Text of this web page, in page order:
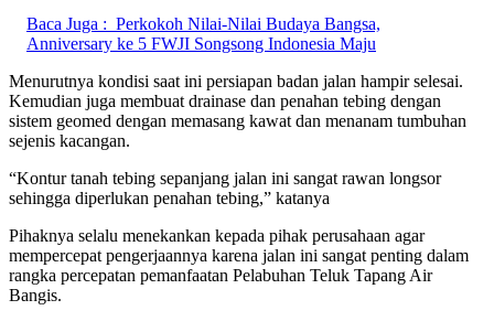
Baca Juga : Perkokoh Nilai-Nilai Budaya Bangsa,
Anniversary ke 5 FWJI Songsong Indonesia Maju
Menurutnya kondisi saat ini persiapan badan jalan hampir selesai.
Kemudian juga membuat drainase dan penahan tebing dengan
sistem geomed dengan memasang kawat dan menanam tumbuhan
sejenis kacangan.
“Kontur tanah tebing sepanjang jalan ini sangat rawan longsor
sehingga diperlukan penahan tebing,” katanya
Pihaknya selalu menekankan kepada pihak perusahaan agar
mempercepat pengerjaannya karena jalan ini sangat penting dalam
rangka percepatan pemanfaatan Pelabuhan Teluk Tapang Air
Bangis.